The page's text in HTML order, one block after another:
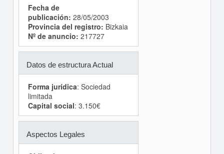
Fecha de
publicación: 28/05/2003
Provincia del registro: Bizkaia
Nº de anuncio: 217727
Datos de estructura Actual
Forma jurídica: Sociedad
limitada
Capital social: 3.150€
Aspectos Legales